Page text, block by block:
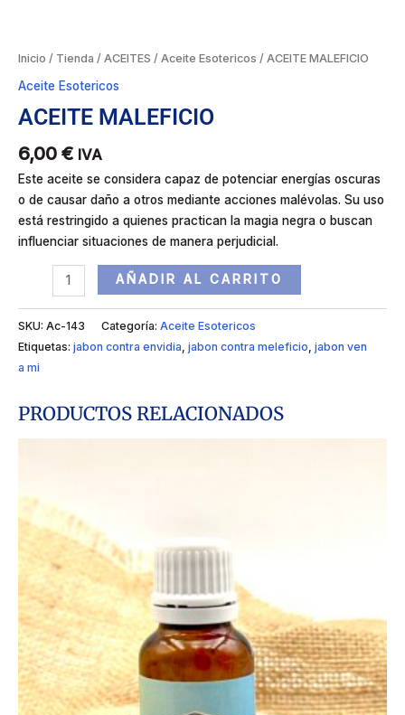
Inicio / Tienda / ACEITES / Aceite Esotericos / ACEITE MALEFICIO
Aceite Esotericos
ACEITE MALEFICIO
6,00 € IVA
Este aceite se considera capaz de potenciar energías oscuras
o de causar daño a otros mediante acciones malévolas. Su uso
está restringido a quienes practican la magia negra o buscan
influenciar situaciones de manera perjudicial.
AÑADIR AL CARRITO
SKU: Ac-143 Categoría: Aceite Esotericos
Etiquetas: jabon contra envidia jabon contra meleficio jabon ven
a mi
PRODUCTOS RELACIONADOS